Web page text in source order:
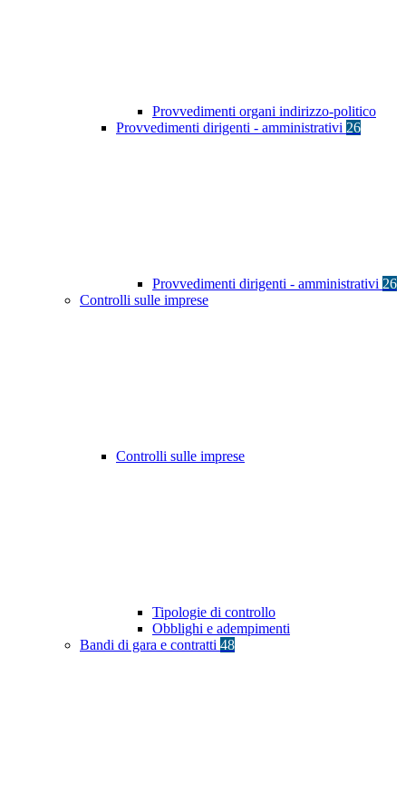
Provvedimenti organi indirizzo-politico
Provvedimenti dirigenti - amministrativi 26
Provvedimenti dirigenti - amministrativi 26
Controlli sulle imprese
Controlli sulle imprese
Tipologie di controllo
Obblighi e adempimenti
Bandi di gara e contratti 48